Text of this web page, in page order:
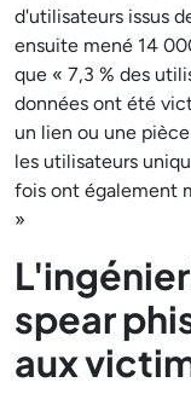
d'utilisateurs issus
ensuite mené 14
que « 7,3 % des
données ont été
un lien ou une
les utilisateurs
fois ont également
»
spear
aux